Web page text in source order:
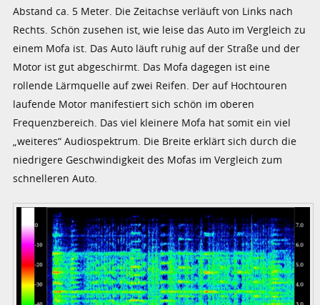
Abstand ca. 5 Meter. Die Zeitachse verläuft von Links nach
Rechts. Schön zusehen ist, wie leise das Auto im Vergleich zu
einem Mofa ist. Das Auto läuft ruhig auf der Straße und der
Motor ist gut abgeschirmt. Das Mofa dagegen ist eine
rollende Lärmquelle auf zwei Reifen. Der auf Hochtouren
laufende Motor manifestiert sich schön im oberen
Frequenzbereich. Das viel kleinere Mofa hat somit ein viel
„weiteres“ Audiospektrum. Die Breite erklärt sich durch die
niedrigere Geschwindigkeit des Mofas im Vergleich zum
schnelleren Auto.